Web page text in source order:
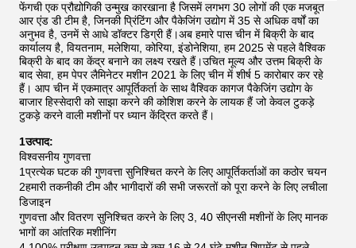
फेंगची एक प्रौद्योगिकी उन्मुख कारखाना है जिसमें लगभग 30 लोगों की एक मजबूत
आर एंड डी टीम है, जिनकी प्रिंटिंग और पैकेजिंग उद्योग में 35 से अधिक वर्षों का
अनुभव है, उनमें से आधे डॉक्टर डिग्री हैं।अब हमारे पास चीन में बिक्री के बाद
कार्यालय है, वियतनाम, मलेशिया, कोरिया, इंडोनेशिया, हम 2025 से पहले वैश्विक
बिक्री के बाद का केंद्र बनाने का लक्ष्य रखते हैं।उचित मूल्य और उत्तम बिक्री के
बाद सेवा, हम पेपर लैमिनेटर मशीन 2021 के लिए चीन में शीर्ष 5 कारोबार कर रहे
हैं। आप चीन में एकमात्र आपूर्तिकर्ता के साथ वैश्विक कागज पैकेजिंग उद्योग के
बाजार हिस्सेदारी को साझा करने की कोशिश करने के लायक हैं जो केवल टुकड़े
टुकड़े करने वाली मशीनों पर ध्यान केंद्रित करते हैं।
1उत्पाद:
विश्वसनीय गुणवत्ता
1प्रत्येक घटक की गुणवत्ता सुनिश्चित करने के लिए आपूर्तिकर्ताओं का कठोर चयन
2हमारी तकनीकी टीम और भागीदारों की सभी जरूरतों को पूरा करने के लिए लचीला
डिजाइन
गुणवत्ता और वितरण सुनिश्चित करने के लिए 3, 40 सीएनसी मशीनों के लिए मानक
भागों का आंतरिक मशीनिंग